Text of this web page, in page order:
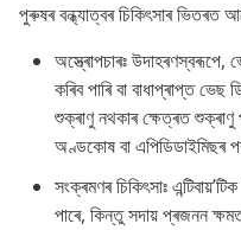
পুৰুষৰ বন্ধ্যাত্বৰ চিকিৎসাৰ ভিতৰত
অস্ত্ৰোপচাৰঃ উদাহৰণস্বৰূপে,
কৰিব পাৰি বা বাধাপ্ৰাপ্ত
শুক্ৰাণু নথকাৰ ক্ষেত্ৰত শুক্ৰাণু
অণ্ডকোষ বা এপিডিডাইমিছৰ
সংক্ৰমণৰ চিকিৎসাঃ
পাৰে, কিন্তু সদায় প্ৰজনন